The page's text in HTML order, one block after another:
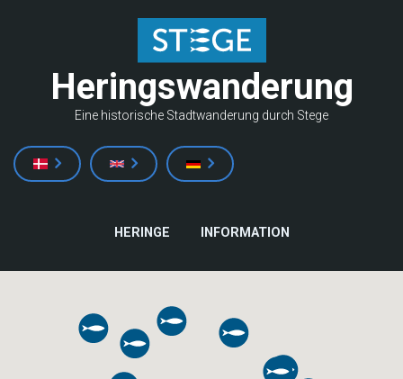
Heringswanderung
Eine historische Stadtwanderung durch Stege
HAUPTNAVIGATION
HERINGE INFORMATION